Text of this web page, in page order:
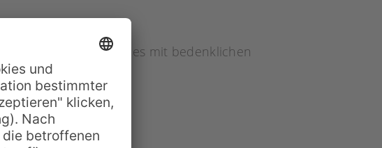
Sonnencremes mit bedenklichen